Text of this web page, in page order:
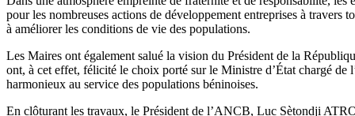
pour les nombreuses actions de développement entreprises à
à améliorer les conditions de vie des populations.
Les Maires ont également salué la vision du Président de la
ont, à cet effet, félicité le choix porté sur le Ministre d’État chargé
harmonieux au service des populations béninoises.
En clôturant les travaux, le Président de l’ANCB, Luc Sètondji